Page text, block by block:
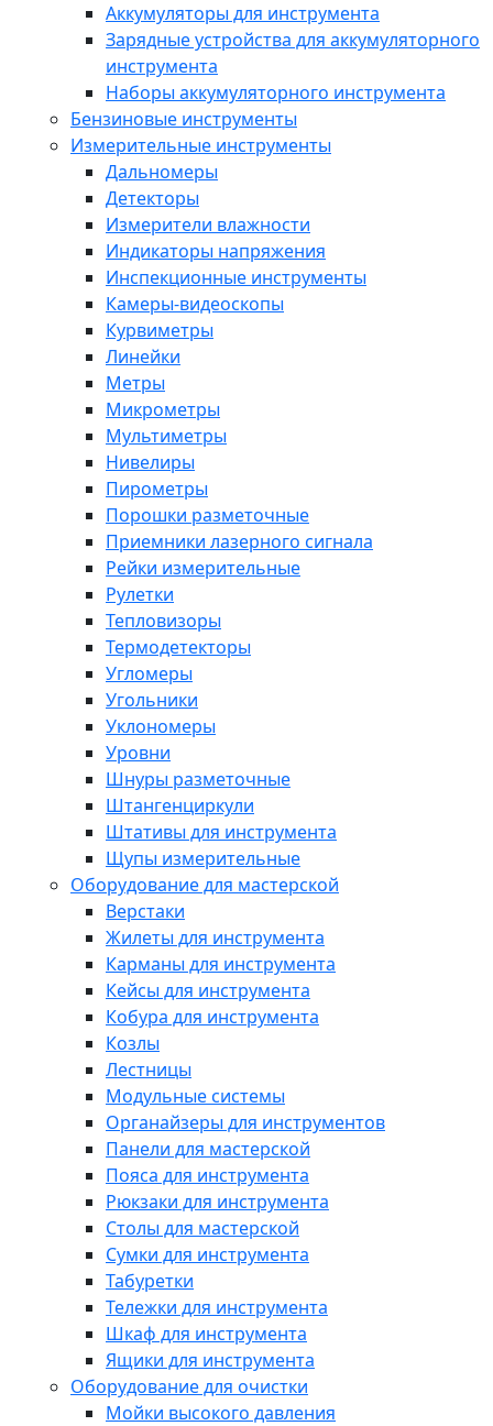
Аккумуляторы для инструмента
Зарядные устройства для аккумуляторного
инструмента
Наборы аккумуляторного инструмента
Бензиновые инструменты
Измерительные инструменты
Дальномеры
Детекторы
Измерители влажности
Индикаторы напряжения
Инспекционные инструменты
Камеры-видеоскопы
Курвиметры
Линейки
Метры
Микрометры
Мультиметры
Нивелиры
Пирометры
Порошки разметочные
Приемники лазерного сигнала
Рейки измерительные
Рулетки
Тепловизоры
Термодетекторы
Угломеры
Угольники
Уклономеры
Уровни
Шнуры разметочные
Штангенциркули
Штативы для инструмента
Щупы измерительные
Оборудование для мастерской
Верстаки
Жилеты для инструмента
Карманы для инструмента
Кейсы для инструмента
Кобура для инструмента
Козлы
Лестницы
Модульные системы
Органайзеры для инструментов
Панели для мастерской
Пояса для инструмента
Рюкзаки для инструмента
Столы для мастерской
Сумки для инструмента
Табуретки
Тележки для инструмента
Шкаф для инструмента
Ящики для инструмента
Оборудование для очистки
Мойки высокого давления